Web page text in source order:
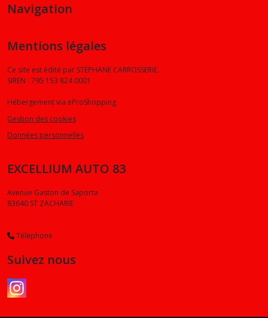
Navigation
Mentions légales
Ce site est édité par STEPHANE CARROSSERIE.
SIREN : 795 153 824 0001
Hébergement via eProShopping
Gestion des cookies
Données personnelles
EXCELLIUM AUTO 83
Avenue Gaston de Saporta
83640 ST ZACHARIE
Téléphone
Suivez nous